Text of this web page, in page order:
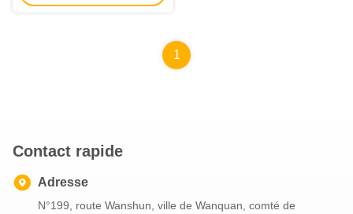
précision et une structure
1
Contact rapide
Adresse
N°199, route Wanshun, ville de Wanquan, comté de